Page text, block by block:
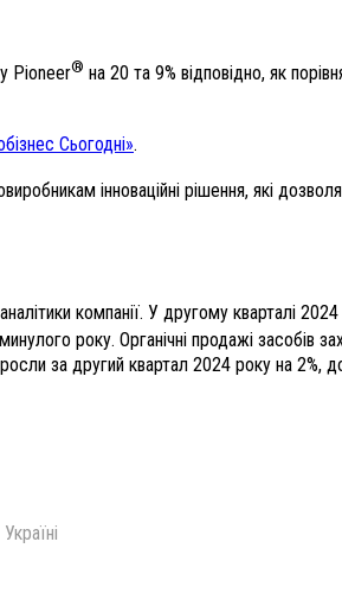
Pioneer® на 20 та 9% відповідно, як
Сьогодні».
інноваційні рішення, які
компанії. У другому кварталі
року. Органічні продажі засобів
за другий квартал 2024 року на